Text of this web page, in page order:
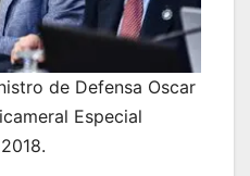
de Defensa Oscar
Especial